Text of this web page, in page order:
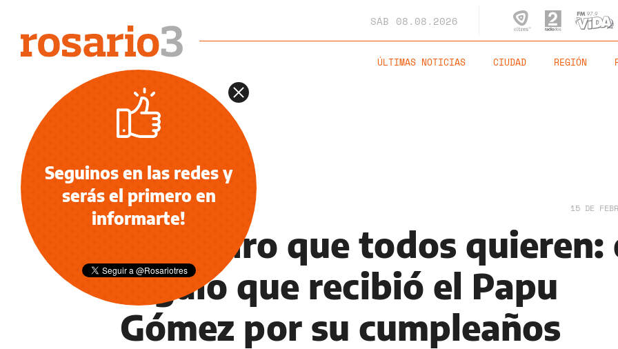
SÁB 08.08.2026
ÚLTIMAS NOTICIAS CIUDAD REGIÓN
REDES SOCIALES 15 DE
El cuadro que todos quieren:
regalo que recibió el Papu
Gómez por su cumpleaños
Seguinos en las redes y
serás el primero en
informarte!